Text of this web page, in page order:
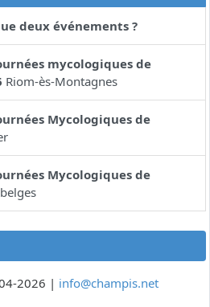
deux événements ?
mycologiques de
Riom-ès-Montagnes
Mycologiques de
Mycologiques de
2026 | info@champis.net